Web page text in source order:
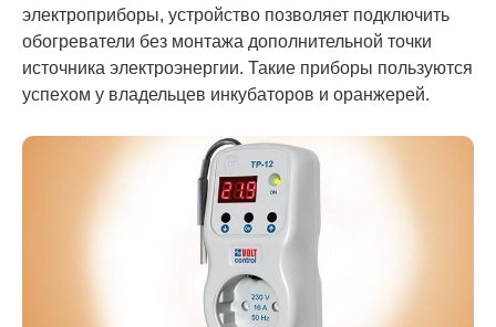
электроприборы, устройство позволяет подключить
обогреватели без монтажа дополнительной точки
источника электроэнергии. Такие приборы пользуются
успехом у владельцев инкубаторов и оранжерей.